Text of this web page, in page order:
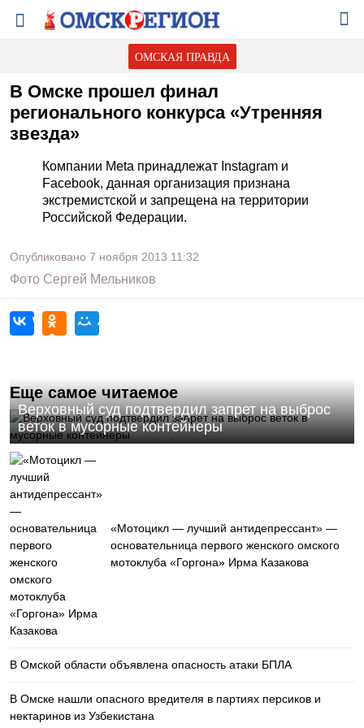
ОМСКАЯ ПРАВДА
В Омске прошел финал
регионального конкурса «Утренняя
звезда»
Компании Meta принадлежат Instagram и
Facebook, данная организация признана
экстремистской и запрещена на территории
Российской Федерации.
Опубликовано 7 ноября 2013 11:32
Фото Сергей Мельников
Еще самое читаемое
Верховный суд подтвердил запрет на выброс
веток в мусорные контейнеры
«Мотоцикл — лучший антидепрессант» —
основательница первого женского омского
мотоклуба «Горгона» Ирма Казакова
В Омской области объявлена опасность атаки БПЛА
В Омске нашли опасного вредителя в партиях персиков и
нектаринов из Узбекистана